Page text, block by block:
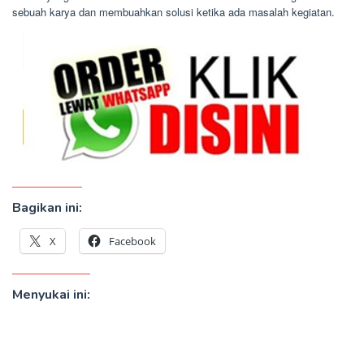
sebuah karya dan membuahkan solusi ketika ada masalah kegiatan.
Bagikan ini:
X Facebook
Menyukai ini: